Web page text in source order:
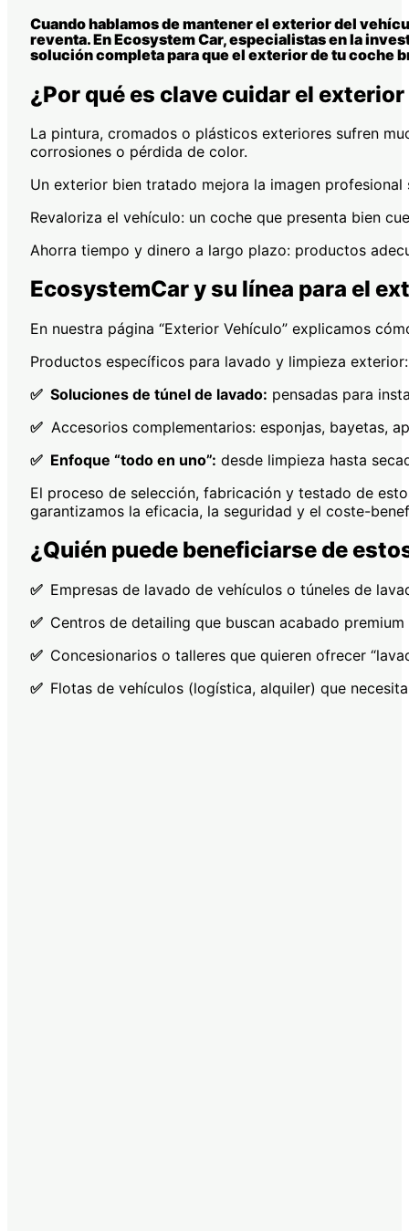
Cuando hablamos de mantener el exterior del
reventa. En Ecosystem Car, especialistas en la
solución completa para que el exterior de tu coche
¿Por qué es clave cuidar el
La pintura, cromados o plásticos exteriores sufren
corrosiones o pérdida de color.
Un exterior bien tratado mejora la imagen
Revaloriza el vehículo: un coche que presenta bien
Ahorra tiempo y dinero a largo plazo: productos
EcosystemCar y su línea para el
En nuestra página “Exterior Vehículo” explicamos
Productos específicos para lavado y limpieza
​✅ Soluciones de túnel de lavado: pensadas para
​✅ Accesorios complementarios: esponjas, bayetas,
​✅ Enfoque “todo en uno”: desde limpieza hasta
El proceso de selección, fabricación y testado de
garantizamos la eficacia, la seguridad y el coste-
¿Quién puede beneficiarse de
​✅ Empresas de lavado de vehículos o túneles de
​✅ Centros de detailing que buscan acabado
​✅ Concesionarios o talleres que quieren ofrecer
​✅ Flotas de vehículos (logística, alquiler) que